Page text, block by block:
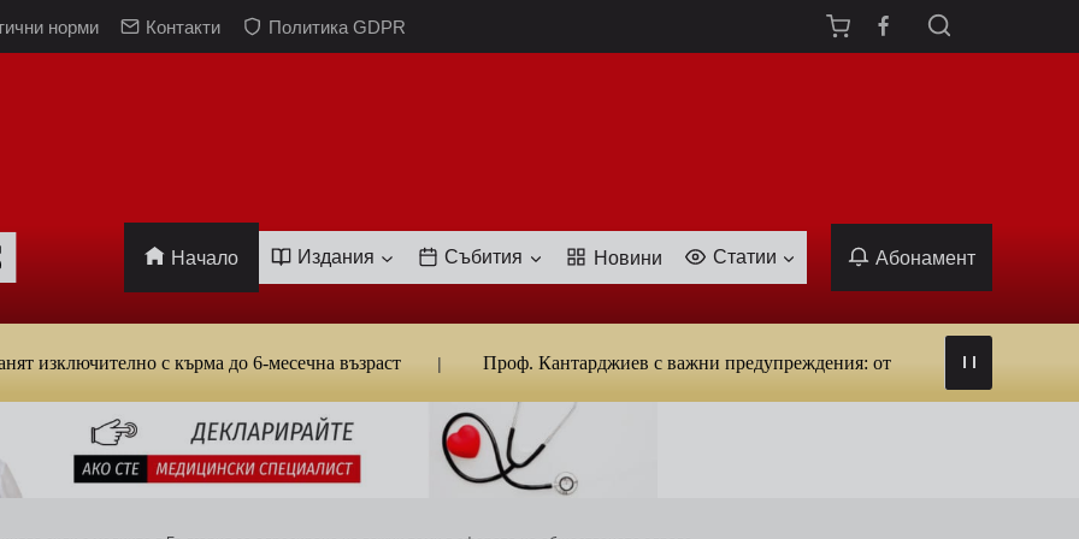
норми Контакти Политика GDPR
Начало Издания Събития Новини Статии Абонамент
с кърма до 6-месечна възраст Проф. Кантарджиев с важни предупреждения: от вируси и ухапвания от